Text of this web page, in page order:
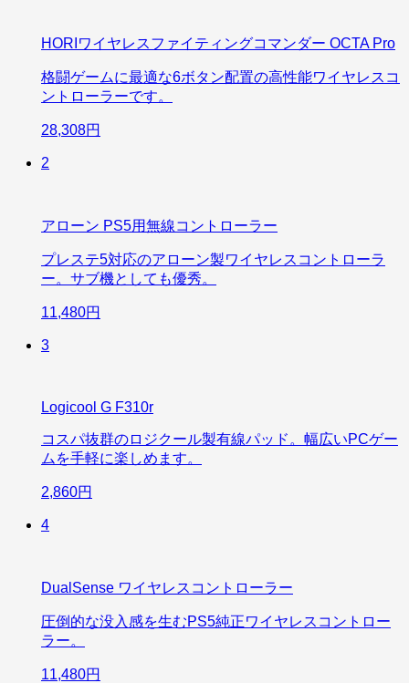
HORIワイヤレスファイティングコマンダー OCTA Pro
格闘ゲームに最適な6ボタン配置の高性能ワイヤレスコ
ントローラーです。
28,308円
2
アローン PS5用無線コントローラー
プレステ5対応のアローン製ワイヤレスコントローラ
ー。サブ機としても優秀。
11,480円
3
Logicool G F310r
コスパ抜群のロジクール製有線パッド。幅広いPCゲー
ムを手軽に楽しめます。
2,860円
4
DualSense ワイヤレスコントローラー
圧倒的な没入感を生むPS5純正ワイヤレスコントロー
ラー。
11,480円